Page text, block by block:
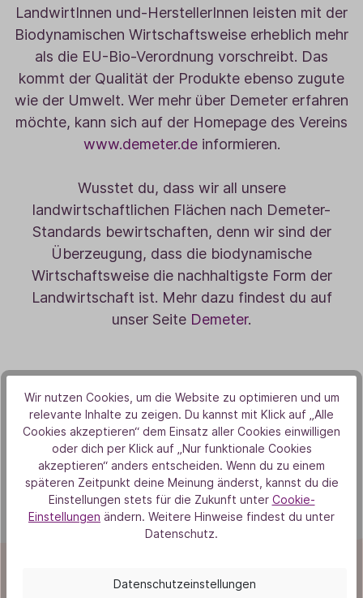
LandwirtInnen und-HerstellerInnen leisten mit der
Biodynamischen Wirtschaftsweise erheblich mehr
als die EU-Bio-Verordnung vorschreibt. Das
kommt der Qualität der Produkte ebenso zugute
wie der Umwelt. Wer mehr über Demeter erfahren
möchte, kann sich auf der Homepage des Vereins
www.demeter.deinformieren.
Wusstet du, dass wir all unsere
landwirtschaftlichen Flächen nach Demeter-
Standards bewirtschaften, denn wir sind der
Überzeugung, dass die biodynamische
Wirtschaftsweise die nachhaltigste Form der
Landwirtschaft ist. Mehr dazu findest du auf
unser Seite Demeter.
Wir nutzen Cookies, um die Website zu optimieren und um
relevante Inhalte zu zeigen. Du kannst mit Klick auf „Alle
Cookies akzeptieren“ dem Einsatz aller Cookies einwilligen
oder dich per Klick auf „Nur funktionale Cookies
akzeptieren“ anders entscheiden. Wenn du zu einem
späteren Zeitpunkt deine Meinung änderst, kannst du die
Einstellungen stets für die Zukunft unter Cookie-
Einstellungen ändern. Weitere Hinweise findest du unter
Datenschutz.
Datenschutzeinstellungen